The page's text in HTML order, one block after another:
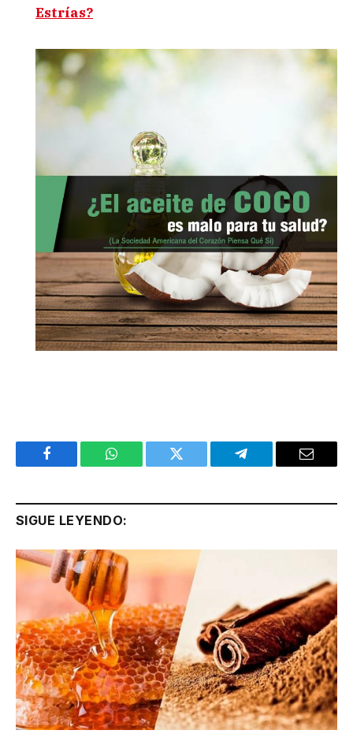
Estrías?
Facebook WhatsApp Twitter Telegram Email
SIGUE LEYENDO: